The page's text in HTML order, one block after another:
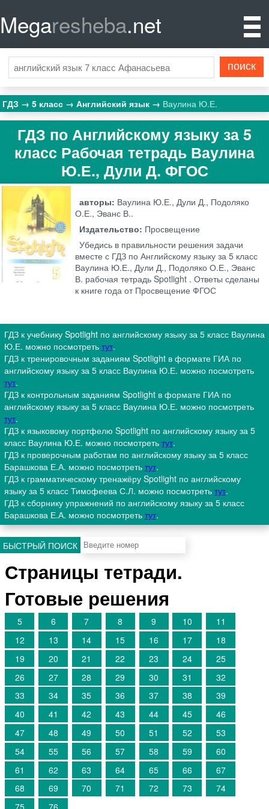
Megaresheba.net
ГДЗ 5 класс Английский язык Ваулина Ю.Е.
ГДЗ по Английскому языку за 5
класс Рабочая тетрадь Ваулина
Ю.Е., Дули Д. ФГОС
авторы: Ваулина Ю.Е., Дули Д., Подоляко
О.Е., Эванс В..
Издательство: Просвещение
Убедись в правильности решения задачи
вместе с ГДЗ по Английскому языку за 5 класс
Ваулина Ю.Е., Дули Д., Подоляко О.Е., Эванс
В. рабочая тетрадь Spotlight . Ответы сделаны
к книге года от Просвещение ФГОС
ГДЗ к учебнику Spotlight по английскому языку за 5 класс Ваулина
Ю.Е. можно посмотреть тут.
ГДЗ к тренировочным заданиям Spotlight в формате ГИА по
английскому языку за 5 класс Ваулина Ю.Е. можно посмотреть
тут.
ГДЗ к контрольным заданиям Spotlight в формате ГИА по
английскому языку за 5 класс Ваулина Ю.Е. можно посмотреть
тут.
ГДЗ к языковому портфелю Spotlight по английскому языку за 5
класс Ваулина Ю.Е. можно посмотреть тут.
ГДЗ к проверочным работам по английскому языку за 5 класс
Барашкова Е.А. можно посмотреть тут.
ГДЗ к грамматическому тренажёру Spotlight по английскому
языку за 5 класс Тимофеева С.Л. можно посмотреть тут.
ГДЗ к сборнику упражнений по английскому языку за 5 класс
Барашкова Е.А. можно посмотреть тут.
БЫСТРЫЙ ПОИСК
Страницы тетради.
Готовые решения
5 6 7 8 9 10
11
12
13 14 15 16 17
18
19
20 21 22 23 24
25
26
27 28 29 30 31
32
33
34 35 36 37 38
39
40
41 42 43 44 45
46
47
48 49 50 51 52
53
54
55 56 57 58 59
60
61
62 63 64 65 66
67
68
69 70 71 72 73
74